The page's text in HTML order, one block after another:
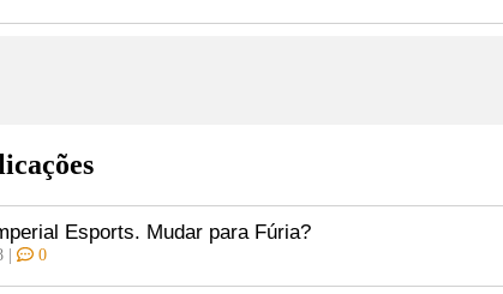
Esports. Mudar para Fúria?
| 0